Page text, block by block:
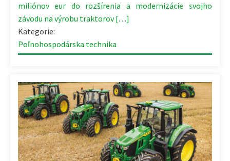
miliónov eur do rozšírenia a modernizácie svojho
závodu na výrobu traktorov […]
Kategorie:
Poľnohospodárska technika